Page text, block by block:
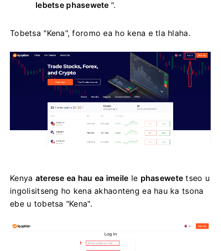
lebetse phasewete ".
Tobetsa "Kena", foromo ea ho kena e tla hlaha.
Kenya aterese ea hau ea imeile le phasewete tseo u
ingolisitseng ho kena akhaonteng ea hau ka tsona
ebe u tobetsa "Kena".